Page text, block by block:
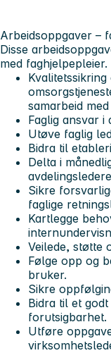
Arbeidsoppgaver –
Disse
med faghjelpepleier.
samarbeid
Faglig ansvar i
Utøve faglig
Bidra til
Delta i
Sikre
faglige
Kartlegge
Veilede, støtte
Følge opp og
bruker.
Sikre
Bidra til et
forutsigbarhet.
Utføre